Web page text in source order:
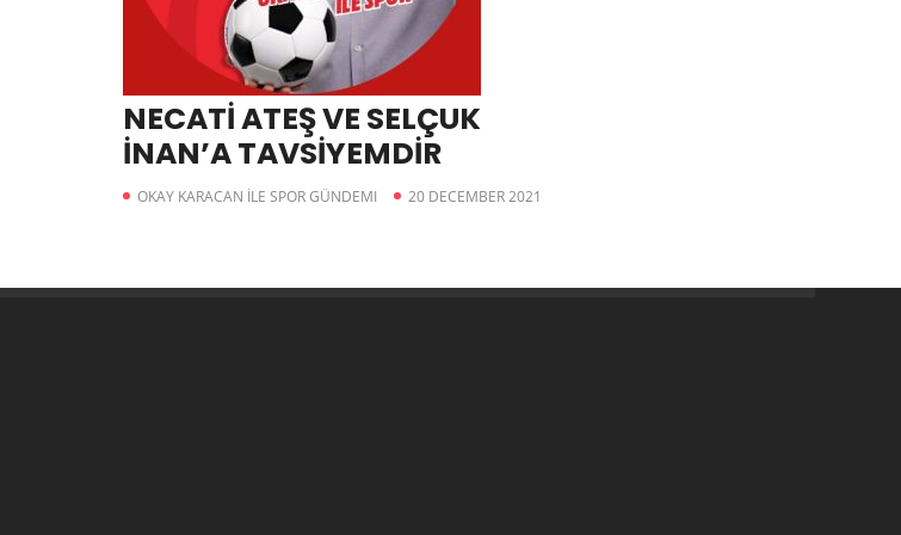
NECATİ ATEŞ VE SELÇUK
İNAN’A TAVSİYEMDİR
OKAY KARACAN İLE SPOR GÜNDEMI 20 DECEMBER 2021